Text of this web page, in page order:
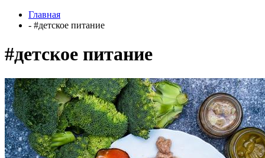
Главная
- #детское питание
#детское питание